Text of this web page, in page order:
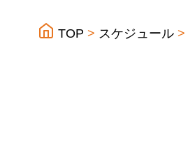
TOP スケジュール